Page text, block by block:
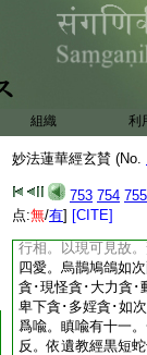
組織 利
妙法蓮華經玄賛 (No.
753 754 755
点:無/有] [CITE]
鬼説諸惡相。欲令
等毀責之故立種種
頌明怪鳥毒虫。稍
結之。初文分五初
也。此中配屬無別
相配。順古且然。
順故未必不然。貪
有愛。三貪喜倶行
行相。以現可見故
四愛。烏鵲鳩鴿如
貪･現怪貪･大力貪･
卑下貪･多婬貪･如
爲喩。瞋喩有十一
反。依遺教經黒短